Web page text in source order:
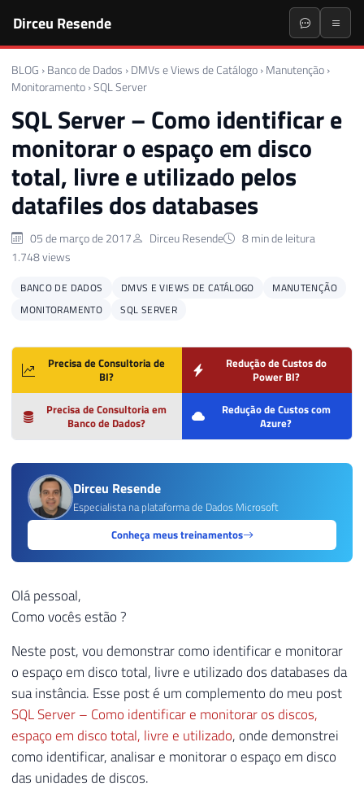
Dirceu Resende
BLOG › Banco de Dados › DMVs e Views de Catálogo › Manutenção ›
Monitoramento ›SQL Server
SQL Server – Como identificar e
monitorar o espaço em disco
total, livre e utilizado pelos
datafiles dos databases
05 de março de 2017 Dirceu Resende
8 min de leitura
1.748 views
BANCO DE DADOS DMVS E VIEWS DE CATÁLOGO
MANUTENÇÃO
MONITORAMENTO
SQL SERVER
Precisa de Consultoria de
BI?
Redução de Custos do
Power BI?
Precisa de Consultoria em
Banco de Dados?
Redução de Custos com
Azure?
Dirceu Resende
Especialista na plataforma de Dados Microsoft
Conheça meus treinamentos
Olá pessoal,
Como vocês estão ?
Neste post, vou demonstrar como identificar e monitorar
o espaço em disco total, livre e utilizado dos databases da
sua instância. Esse post é um complemento do meu post
SQL Server – Como identificar e monitorar os discos,
espaço em disco total, livre e utilizado, onde demonstrei
como identificar, analisar e monitorar o espaço em disco
das unidades de discos.